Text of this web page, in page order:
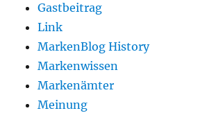
Gastbeitrag
Link
MarkenBlog History
Markenwissen
Markenämter
Meinung